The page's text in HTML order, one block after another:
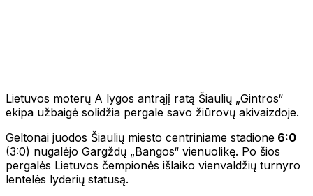
Lietuvos moterų A lygos antrąjį ratą Šiaulių „Gintros“
ekipa užbaigė solidžia pergale savo žiūrovų akivaizdoje.
Geltonai juodos Šiaulių miesto centriniame stadione 6:0
(3:0) nugalėjo Gargždų „Bangos“ vienuolikę. Po šios
pergalės Lietuvos čempionės išlaiko vienvaldžių turnyro
lentelės lyderių statusą.